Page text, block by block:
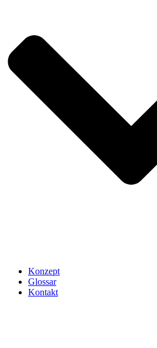
Konzept
Glossar
Kontakt